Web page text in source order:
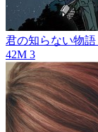
君の知らない物語
42M 3